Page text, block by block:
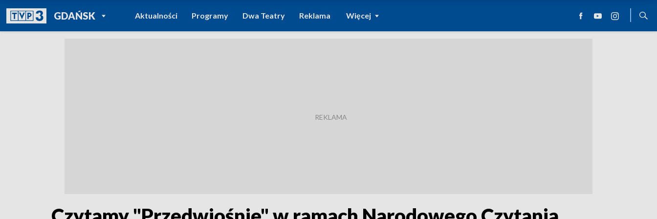
GDAŃSKPOWRÓT DO
TVP REGIONY
Aktualności Programy Dwa Teatry Reklama Więcej